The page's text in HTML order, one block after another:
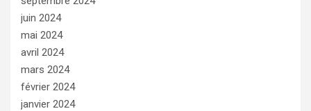
juin 2024
mai 2024
avril 2024
mars 2024
février 2024
janvier 2024